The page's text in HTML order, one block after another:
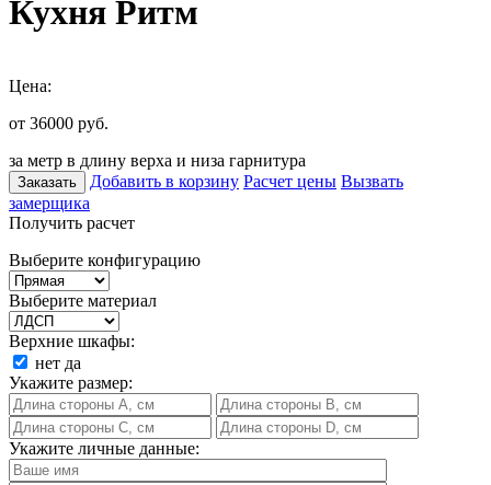
Кухня Ритм
Цена:
от 36000 руб.
за метр в длину верха и низа гарнитура
Заказать Добавить в корзину Расчет цены Вызвать
замерщика
Получить расчет
Выберите конфигурацию
Выберите материал
Верхние шкафы:
нет да
Укажите размер:
Укажите личные данные: